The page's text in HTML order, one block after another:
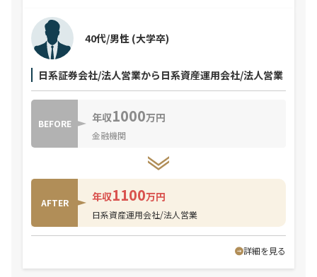
日系証券会社/法人営業から日系資産運用会社/法人営業
40代/男性 (大学卒)
BEFORE 年収1000万円
金融機関
AFTER 年収1100万円
日系資産運用会社/法人営業
詳細を見る